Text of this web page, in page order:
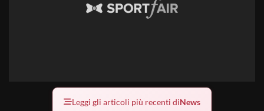
Leggi gli articoli più recenti diNews